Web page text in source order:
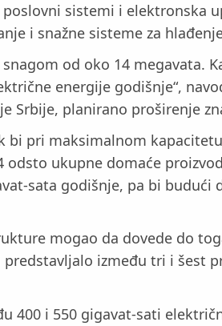
sistemi i elektronska
i snažne sisteme za
od oko 14 megavata.
energije godišnje“,
Srbije, planirano proširenje
bi pri maksimalnom
ukupne domaće
sata godišnje, pa bi
mogao da dovede do
između tri i šest
400 i 550 gigavat-sati